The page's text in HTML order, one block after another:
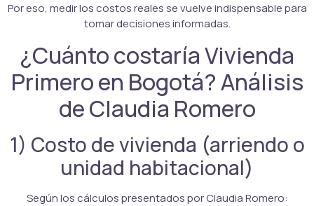
Por eso, medir los costos reales se vuelve indispensable para
tomar decisiones informadas.
¿Cuánto costaría Vivienda
Primero en Bogotá? Análisis
de Claudia Romero
1) Costo de vivienda (arriendo o
unidad habitacional)
Según los cálculos presentados por Claudia Romero: